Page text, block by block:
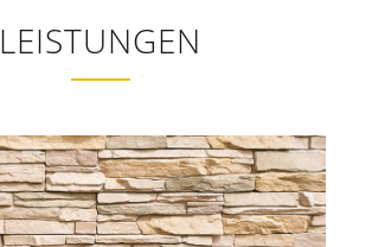
LEISTUNGEN